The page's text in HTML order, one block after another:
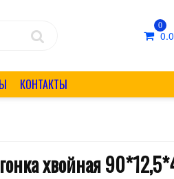
0
КОНТАКТЫ
хвойная